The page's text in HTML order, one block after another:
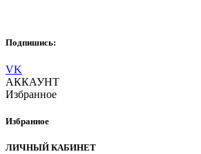
Подпишись:
VK
АККАУНТ
Избранное
Избранное
ЛИЧНЫЙ КАБИНЕТ